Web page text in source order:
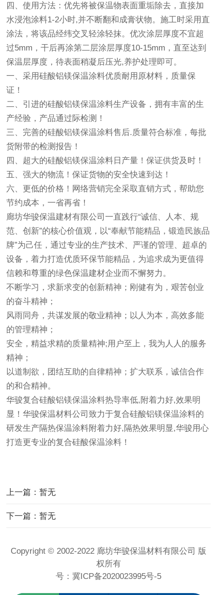
四、使用方法：优先将被保温物表面重垢除去，直接加
水浸泡涂料1-2小时,并不断翻和成膏状物。施工时采用直
涂法，将该品经纬交叉轻涂轻抹。优次涂层厚度不宜超
过5mm，干后再涂第二层涂层厚度10-15mm，直至达到
保温层厚度，待表面稍凝后压光,养护处理即可。
一、采用硅酸铝镁保温涂料优质耐用原材料，质量保
证！
二、引进的硅酸铝镁保温涂料生产设备，拥有丰富的生
产经验，产品通过际检测！
三、完善的硅酸铝镁保温涂料售后.质量符合标准，每批
货附带的检测报告！
四、超大的硅酸铝镁保温涂料日产量！保证供货及时！
五、强大的物流！保证货物的安全快速到达！
六、更低的价格！网络营销完全采取直销方式，帮助您
节约成本，一省再省！
廊坊华骏保温建材有限公司一直践行“诚信、人本、规
范、创新”的核心价值观，以“奉献节能精品，锻造民族品
牌”为己任，通过专业的生产技术、严谨的管理、超卓的
设备，着力打造优质环保节能精品，为追求成为更值得
信赖和尊重的绿色保温建材企业而不懈努力。
不断学习，求新求变的创新精神；刚健有为，艰苦创业
的奋斗精神；
风雨同舟，共谋发展的敬业精神；以人为本，高效多能
的管理精神；
安全，精益求精的质量精神;用户至上，我为人人的服务
精神；
以道制欲，团结互助的自律精神；扩大联系，诚信合作
的和合精神。
华骏复合硅酸铝镁保温涂料热导率低,附着力好,效果明
显！华骏保温材料公司致力于复合硅酸铝镁保温涂料的
研发生产隔热保温涂料附着力好,隔热效果明显,华骏用心
打造更专业的复合硅酸保温涂料！
上一篇：暂无
下一篇：暂无
Copyright © 2002-2022 廊坊华骏保温材料有限公司 版
权所有
号： 冀ICP备2020023995号-5